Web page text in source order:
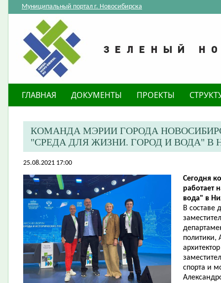
Муниципальный портал г. Новосибирска
ГЛАВНАЯ ДОКУМЕНТЫ ПРОЕКТЫ
КОМАНДА МЭРИИ ГОРОДА
"СРЕДА ДЛЯ ЖИЗНИ. ГОРОД И ВОДА"
25.08.2021 17:00
Сегодня
работает
вода" в
В составе
политики,
спорта и